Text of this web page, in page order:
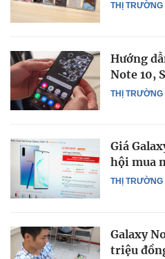
THỊ TRƯỜNG
THỊ TRƯỜNG
Hướng
Note 10,
THỊ TRƯỜNG
Giá
hội mua
Galaxy
triệu